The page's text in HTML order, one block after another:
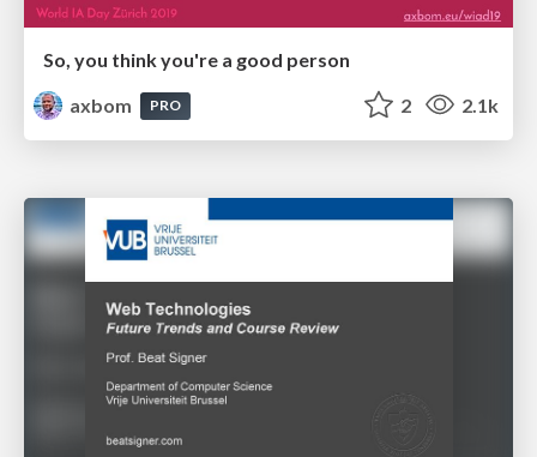
So, you think you're a good person
axbom
PRO 2 2.1k